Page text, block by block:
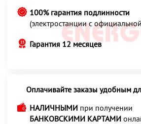
100% гарантия подлинности
(электростанции с
Гарантия 12 месяцев
Оплачивайте заказы удобным
НАЛИЧНЫМИ при получении
БАНКОВСКИМИ КАРТАМИ